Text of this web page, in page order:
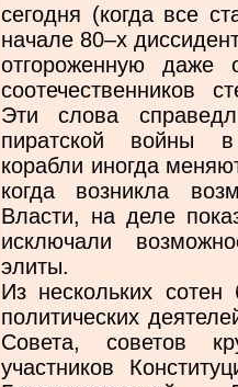
сегодня (когда все
начале 80–х
отгороженную даже
соотечественников
Эти слова
пиратской войны в
корабли иногда
когда возникла
Власти, на деле
исключали
элиты.
Из нескольких
политических
Совета, советов
участников